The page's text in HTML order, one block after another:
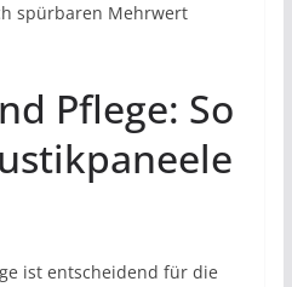
spürbaren Mehrwert
Pflege: So
ist entscheidend für die